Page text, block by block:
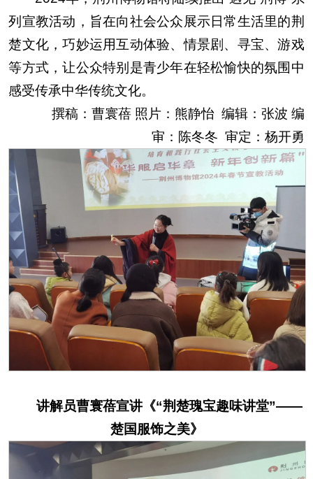
列宣教活动，旨在向社会公众展示日常生活里的荆
楚文化，巧妙运用互动体验、情景剧、寻宝、游戏
等方式，让公众特别是青少年在轻松愉快的氛围中
感受传承中华传统文化。
撰稿：曹寰蓓 照片：熊静怡 编辑：张波 编
审：陈冬冬 审定：杨开勇
讲解员曹寰蓓宣讲《“荆楚瑰宝趣味讲堂”——
楚国服饰之美》